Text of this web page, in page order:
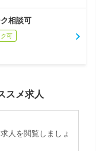
相談可
可
スメ求人
人を閲覧しましょ